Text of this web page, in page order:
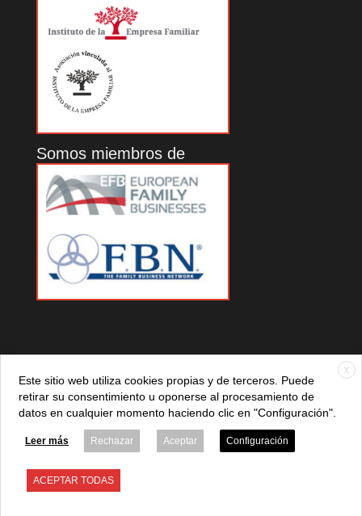
Somos miembros de
881 |Política de privacidad|Aviso legal |Política de cookies
X
Este sitio web utiliza cookies propias y de terceros. Puede
retirar su consentimiento u oponerse al procesamiento de
datos en cualquier momento haciendo clic en "Configuración".
Leer más Rechazar Aceptar Configuración
ACEPTAR TODAS